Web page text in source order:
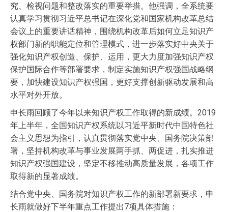
究、检视问题和整改落实的重要举措。他强调，全系统要
认真学习贯彻习近平总书记在深化党和国家机构改革总结
会议上的重要讲话精神，围绕机构改革后如何立足知识产
权部门新的职能定位和管理模式，进一步落实好中央关于
强化知识产权创造、保护、运用，更大力度加强知识产权
保护国际合作等部署要求，制定实施知识产权强国战略纲
要，加快建设知识产权强国，更好支撑创新驱动发展和高
水平对外开放。
申长雨回顾了今年以来知识产权工作取得的新成绩。2019
年上半年，全国知识产权系统以习近平新时代中国特色社
会主义思想为指引，认真贯彻落实党中央、国务院决策部
署，坚持机构改革与事业发展两手抓、两促进，扎实推进
知识产权强国建设，坚定不移推动高质量发展，各项工作
取得新的显著成绩。
结合党中央、国务院对知识产权工作的新部署新要求，申
长雨就做好下半年重点工作提出7项具体措施：